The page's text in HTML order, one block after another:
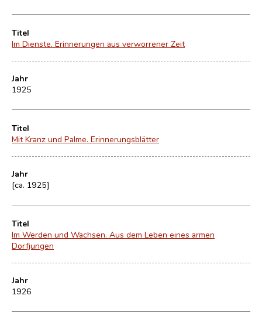
Titel
Im Dienste. Erinnerungen aus verworrener Zeit
Jahr
1925
Titel
Mit Kranz und Palme. Erinnerungsblätter
Jahr
[ca. 1925]
Titel
Im Werden und Wachsen. Aus dem Leben eines armen
Dorfjungen
Jahr
1926